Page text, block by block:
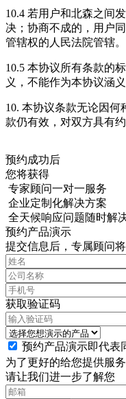
10.4 若用户和北森之间
决；协商不成的，用户
管辖权的人民法院管辖。
10.5 本协议所有条款的
义，不能作为本协议涵
10. 本协议条款无论因
款仍有效，对双方具有
预约成功后
您将获得
专家顾问一对一服务
企业定制化解决方案
全天候响应问题随时解
预约产品演示
提交信息后，专属顾问
获取验证码
预约产品演示即代表
为了更好的给您提供服务
请让我们进一步了解您